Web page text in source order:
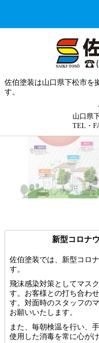
佐伯塗装は山口県下松市を
す。
山口県
TEL・
新型コロナ
佐伯塗装では、新型コロ
す。
飛沫感染対策としてマス
す。お客様との打ち合わ
す。対面時のスタッフの
お願いいたします。
また、毎朝検温を行い、
使用した消毒を常に心がけ